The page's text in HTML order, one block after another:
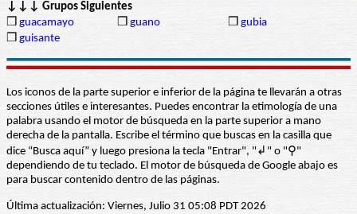
↓↓↓ Grupos Siguientes
❒ guacamayo ❒ guano ❒ gubia
❒ guisante
Los iconos de la parte superior e inferior de la página te llevarán a otras
secciones útiles e interesantes. Puedes encontrar la etimología de una
palabra usando el motor de búsqueda en la parte superior a mano
derecha de la pantalla. Escribe el término que buscas en la casilla que
dice “Busca aquí” y luego presiona la tecla "Entrar", "↲" o "⚲"
dependiendo de tu teclado. El motor de búsqueda de Google abajo es
para buscar contenido dentro de las páginas.
Última actualización: Viernes, Julio 31 05:08 PDT 2026